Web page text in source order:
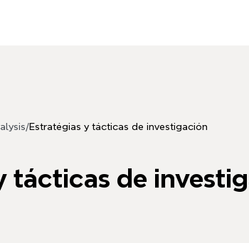
/Estratégias y tácticas de investigación
tácticas de